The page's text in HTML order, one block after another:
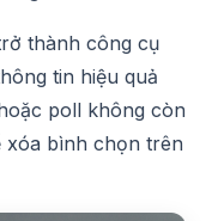
thành công cụ
tin hiệu quả
poll không còn
xóa bình chọn trên